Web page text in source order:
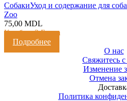
CобакиУход и содержание для
Zoo
75,00 MDL
Кешбэк:2 Балла
Подробнее
О нас
Свяжитесь
Изменение
Отмена
Политика